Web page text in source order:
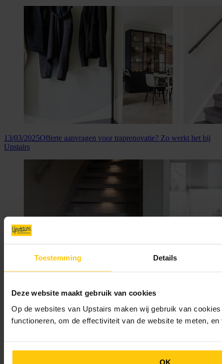
Toestemming Details
Deze website maakt gebruik van cookies
Op de websites van Upstairs maken wij gebruik van
functioneren, om de effectiviteit van de website te meten,
OK
13/03/2025Offerte aanvragen voor traprenovatie? Zo werkt het bij
Upstairs
30/01/2025Is Upstairs duur? Het verschil tussen Upstairs en andere